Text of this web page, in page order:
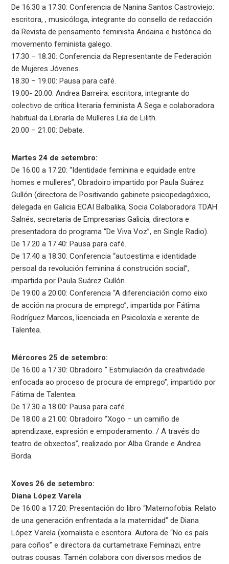
De 16.30 a 17.30: Conferencia de Nanina Santos Castroviejo:
escritora, , musicóloga, integrante do consello de redacción
da Revista de pensamento feminista Andaina e histórica do
movemento feminista galego.
17.30 – 18.30: Conferencia da Representante de Federación
de Mujeres Jóvenes.
18.30 – 19.00: Pausa para café.
19.00- 20.00: Andrea Barreira: escritora, integrante do
colectivo de crítica literaria feminista A Sega e colaboradora
habitual da Libraría de Mulleres Lila de Lilith.
20.00 – 21.00: Debate.
Martes 24 de setembro:
De 16.00 a 17.20: “Identidade feminina e equidade entre
homes e mulleres”, Obradoiro impartido por Paula Suárez
Gullón (directora de Positivando gabinete psicopedagóxico,
delegada en Galicia ECAI Balbalika, Socia Colaboradora TDAH
Salnés, secretaria de Empresarias Galicia, directora e
presentadora do programa “De Viva Voz”, en Single Radio).
De 17.20 a 17.40: Pausa para café.
De 17.40 a 18.30: Conferencia “autoestima e identidade
persoal da revolución feminina á construción social”,
impartida por Paula Suárez Gullón.
De 19.00 a 20.00: Conferencia “A diferenciación como eixo
de acción na procura de emprego”, impartida por Fátima
Rodríguez Marcos, licenciada en Psicoloxía e xerente de
Talentea.
Mércores 25 de setembro:
De 16.00 a 17.30: Obradoiro “ Estimulación da creatividade
enfocada ao proceso de procura de emprego”, impartido por
Fátima de Talentea.
De 17.30 a 18.00: Pausa para café.
De 18.00 a 21.00: Obradoiro “Xogo – un camiño de
aprendizaxe, expresión e empoderamento. / A través do
teatro de obxectos”, realizado por Alba Grande e Andrea
Borda.
Xoves 26 de setembro:
Diana López Varela
De 16.00 a 17.20: Presentación do libro “Maternofobia. Relato
de una generación enfrentada a la maternidad” de Diana
López Varela (xornalista e escritora. Autora de “No es país
para coños” e directora da curtametraxe Feminazi, entre
outras cousas. Tamén colabora con diversos medios de